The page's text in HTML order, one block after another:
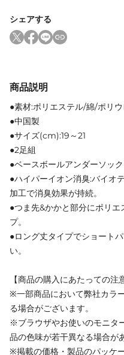
シェアする
商品説明
●素材:ポリエステル/綿/ポリ
●中国製
●サイズ(cm):19～21
●2足組
●ベースボールアンダーソッ
●ハイパーイオン消臭:バイオ
加工で消臭効果が持続。
●つま先&かかと部分にポリ
プ。
●ロング丈タイプでショート
い。
【商品の購入にあたっての注
※一部商品において弊社カラ
る場合がございます。
※ブラウザやお使いのモニタ
品の色味が若干異なる場合が
※掲載の価格・製品のパッケ